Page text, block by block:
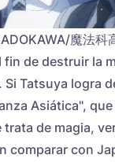
魔法科
de destruir la
Tatsuya logra
Asiática",
de magia,
comparar con